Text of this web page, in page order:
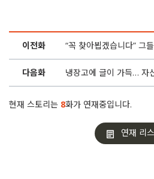
이전화 “꼭 찾아뵙겠습니다” 그
다음화
현재 스토리는 8화가 연재중입니다.
연재 리